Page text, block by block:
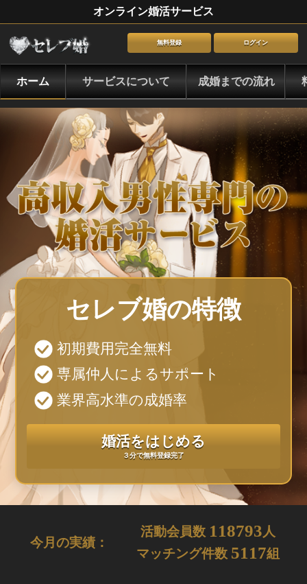
オンライン婚活サービス
無料登録 ログイン
ホーム サービスについて 成婚までの流れ
セレブ婚の特徴
初期費用完全無料
専属仲人によるサポート
業界高水準の成婚率
婚活をはじめる
３分で無料登録完了
今月の実績：
活動会員数 118793人
マッチング件数 5117組